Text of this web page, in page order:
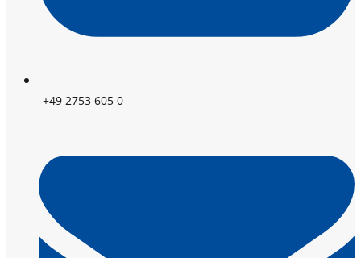
+49 2753 605 0